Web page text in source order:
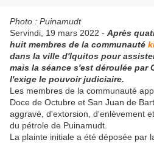
Photo : Puinamudt
Servindi, 19 mars 2022 - Après
huit membres de la communauté
dans la ville d'Iquitos pour
mais la séance s'est déroulée par
l'exige le pouvoir judiciaire.
Les membres de la communauté
Doce de Octubre et San Juan de
aggravé, d'extorsion, d'enlèvement
du pétrole de Puinamudt.
La plainte initiale a été déposée par